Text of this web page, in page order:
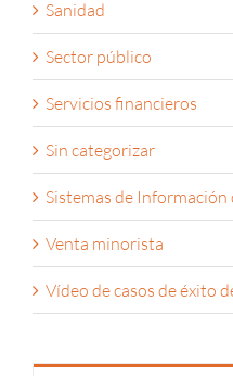
Sanidad
Sector público
Servicios financieros
Sin categorizar
Sistemas de Información
Venta minorista
Vídeo de casos de éxito